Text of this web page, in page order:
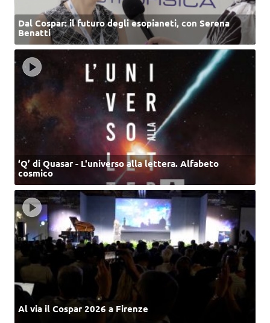
Dal Cospar: il futuro degli esopianeti, con Serena
Benatti
‘Q’ di Quasar - L'universo alla lettera. Alfabeto
cosmico
Al via il Cospar 2026 a Firenze